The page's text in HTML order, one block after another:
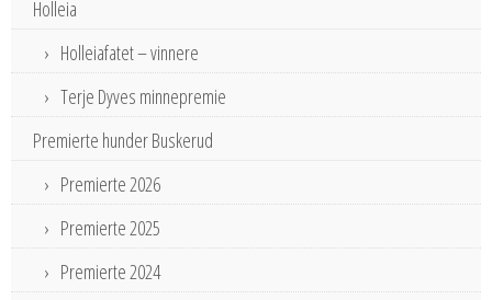
Holleia
Holleiafatet – vinnere
Terje Dyves minnepremie
Premierte hunder Buskerud
Premierte 2026
Premierte 2025
Premierte 2024